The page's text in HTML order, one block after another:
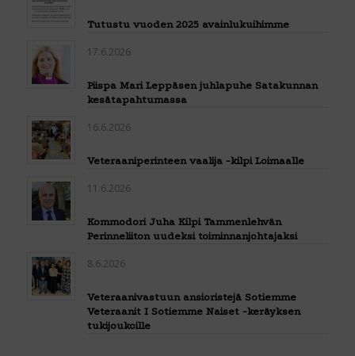
Tutustu vuoden 2025 avainlukuihimme
17.6.2026
Piispa Mari Leppäsen juhlapuhe Satakunnan
kesätapahtumassa
16.6.2026
Veteraaniperinteen vaalija -kilpi Loimaalle
11.6.2026
Kommodori Juha Kilpi Tammenlehvän
Perinneliiton uudeksi toiminnanjohtajaksi
8.6.2026
Veteraanivastuun ansioristejä Sotiemme
Veteraanit I Sotiemme Naiset -keräyksen
tukijoukoille